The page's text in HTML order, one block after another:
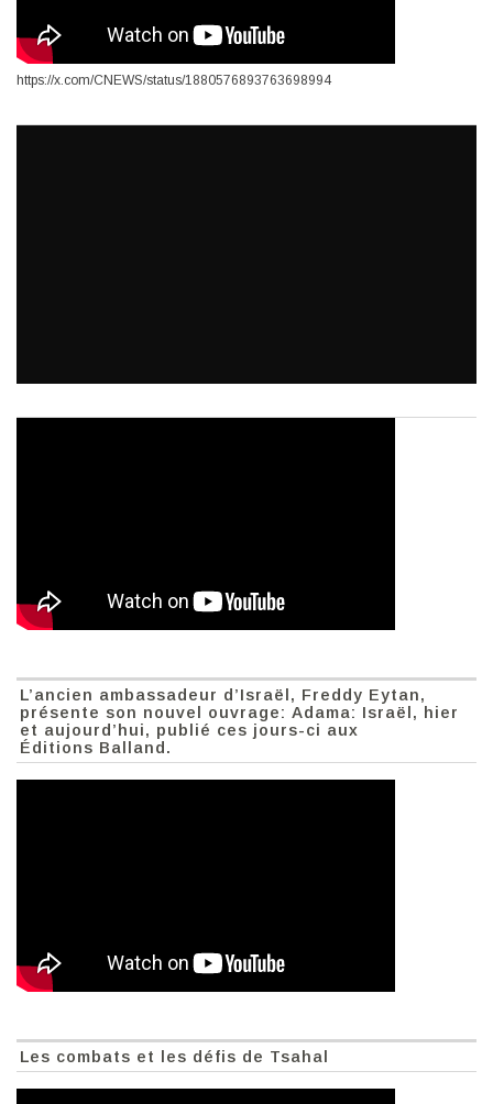
https://x.com/CNEWS/status/1880576893763698994
L’ancien ambassadeur d’Israël, Freddy Eytan,
présente son nouvel ouvrage: Adama: Israël, hier
et aujourd’hui, publié ces jours-ci aux
Éditions Balland.
Les combats et les défis de Tsahal